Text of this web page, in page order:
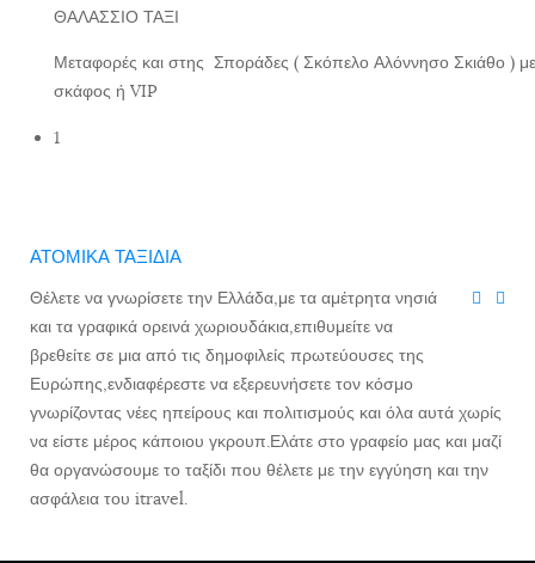
ΘΑΛΑΣΣΙΟ ΤΑΞΙ
Μεταφορές και στης Σποράδες ( Σκόπελο Αλόννησο Σκιάθο )
σκάφος ή VIP
1
ΑΤΟΜΙΚΑ ΤΑΞΙΔΙΑ
Θέλετε να γνωρίσετε την Ελλάδα,με τα αμέτρητα νησιά
και τα γραφικά ορεινά χωριουδάκια,επιθυμείτε να
βρεθείτε σε μια από τις δημοφιλείς πρωτεύουσες της
Ευρώπης,ενδιαφέρεστε να εξερευνήσετε τον κόσμο
γνωρίζοντας νέες ηπείρους και πολιτισμούς και όλα αυτά χωρίς
να είστε μέρος κάποιου γκρουπ.Ελάτε στο γραφείο μας και μαζί
θα οργανώσουμε το ταξίδι που θέλετε με την εγγύηση και την
ασφάλεια του itravel.